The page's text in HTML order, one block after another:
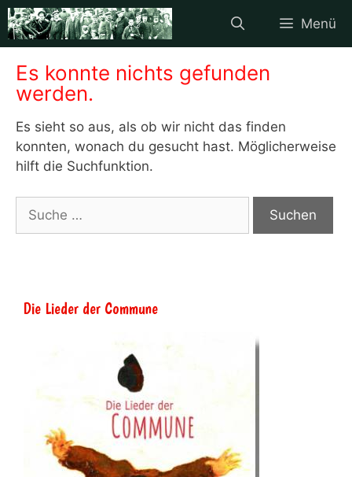
Zum
Inhalt
springen
Menü
Es konnte nichts gefunden
werden.
Es sieht so aus, als ob wir nicht das finden
konnten, wonach du gesucht hast. Möglicherweise
hilft die Suchfunktion.
nach:
Die Lieder der Commune